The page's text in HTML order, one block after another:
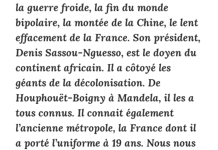
la guerre froide, la fin du monde
bipolaire, la montée de la Chine, le lent
effacement de la France. Son président,
Denis Sassou-Nguesso, est le doyen du
continent africain. Il a côtoyé les
géants de la décolonisation. De
Houphouët-Boigny à Mandela, il les a
tous connus. Il connait également
l’ancienne métropole, la France dont il
a porté l’uniforme à 19 ans. Nous nous